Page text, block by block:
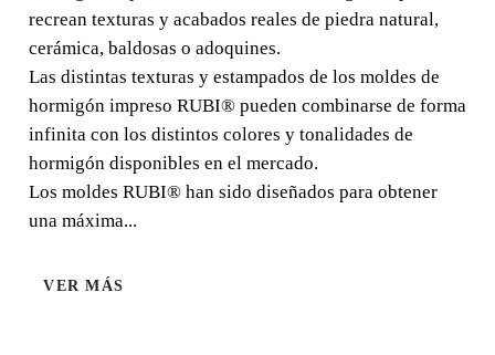
texturas y acabados reales de piedra natural, cerámica,
baldosas o adoquines.
recrean texturas y acabados reales de piedra natural,
cerámica, baldosas o adoquines.
Las distintas texturas y estampados de los moldes de
hormigón impreso RUBI® pueden combinarse de forma
infinita con los distintos colores y tonalidades de
hormigón disponibles en el mercado.
Los moldes RUBI® han sido diseñados para obtener
una máxima...
VER MÁS